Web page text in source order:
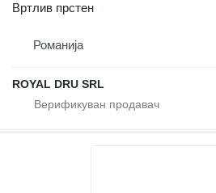
Вртлив прстен
Романија
ROYAL DRU SRL